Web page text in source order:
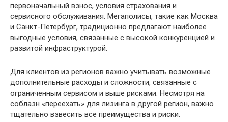
первоначальный взнос, условия страхования и
сервисного обслуживания. Мегаполисы, такие как Москва
и Санкт-Петербург, традиционно предлагают наиболее
выгодные условия, связанные с высокой конкуренцией и
развитой инфраструктурой.
Для клиентов из регионов важно учитывать возможные
дополнительные расходы и сложности, связанные с
ограниченным сервисом и выше рисками. Несмотря на
соблазн «переехать» для лизинга в другой регион, важно
тщательно взвесить все преимущества и риски.